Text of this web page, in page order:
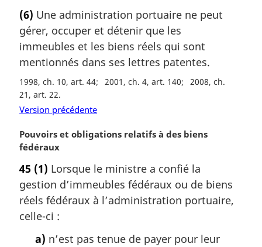
n
a
l
e
:
t
e
m
a
g
i
n
l
e
(6) Une administration portuaire ne peut
gérer, occuper et détenir que les
immeubles et les biens réels qui sont
mentionnés dans ses lettres patentes.
1998, ch. 10, art. 44 2001, ch. 4, art. 140
2008, ch.
21, art. 22
Version précédente
N
o
e
m
a
g
Pouvoirs et obligations relatifs à des biens
fédéraux
45 (1) Lorsque le ministre a confié la
gestion d’immeubles fédéraux ou de biens
réels fédéraux à l’administration portuaire,
celle-ci :
a) n’est pas tenue de payer pour leur